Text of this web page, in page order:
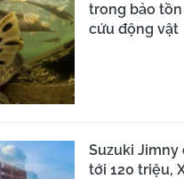
trong bảo
cứu động vật
Suzuki Jimny
tới 120 triệu,